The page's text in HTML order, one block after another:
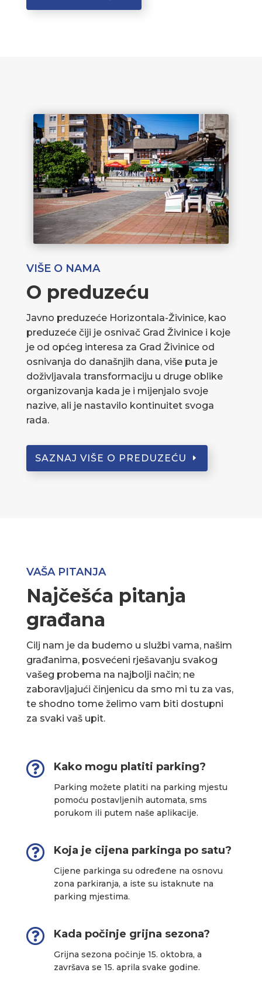
VIŠE O NAMA
O preduzeću
Javno preduzeće Horizontala-Živinice, kao
preduzeće čiji je osnivač Grad Živinice i koje
je od općeg interesa za Grad Živinice od
osnivanja do današnjih dana, više puta je
doživljavala transformaciju u druge oblike
organizovanja kada je i mijenjalo svoje
nazive, ali je nastavilo kontinuitet svoga
rada.
SAZNAJ VIŠE O PREDUZEĆU
VAŠA PITANJA
Najčešća pitanja
građana
Cilj nam je da budemo u službi vama, našim
građanima, posvećeni rješavanju svakog
vašeg probema na najbolji način; ne
zaboravljajući činjenicu da smo mi tu za vas,
te shodno tome želimo vam biti dostupni
za svaki vaš upit.
 Kako mogu platiti parking?
Parking možete platiti na parking mjestu
pomoću postavljenih automata, sms
porukom ili putem naše aplikacije.
 Koja je cijena parkinga po satu?
Cijene parkinga su određene na osnovu
zona parkiranja, a iste su istaknute na
parking mjestima.
 Kada počinje grijna sezona?
Grijna sezona počinje 15. oktobra, a
završava se 15. aprila svake godine.